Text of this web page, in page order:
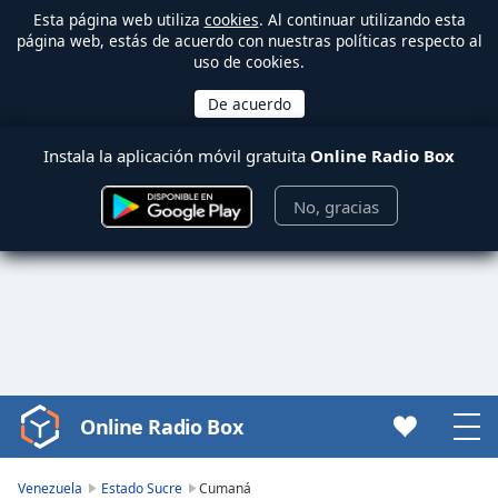
Esta página web utiliza cookies. Al continuar utilizando esta
página web, estás de acuerdo con nuestras políticas respecto al
uso de cookies.
Instala la aplicación móvil gratuita Online Radio Box
No, gracias
Video
Player
Online Radio Box
Venezuela Estado Sucre Cumaná